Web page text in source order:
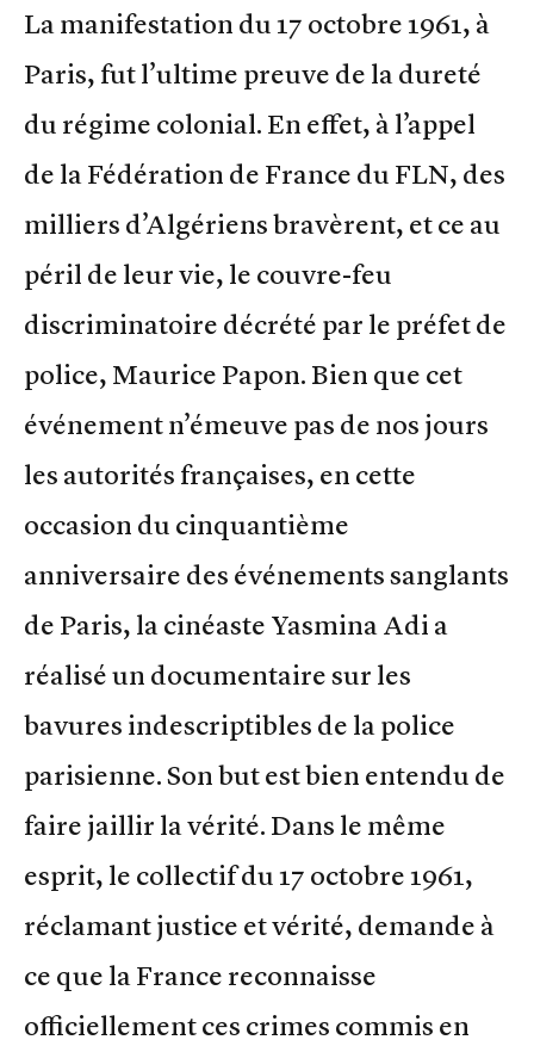
La manifestation du 17 octobre 1961, à
Paris, fut l’ultime preuve de la dureté
du régime colonial. En effet, à l’appel
de la Fédération de France du FLN, des
milliers d’Algériens bravèrent, et ce au
péril de leur vie, le couvre-feu
discriminatoire décrété par le préfet de
police, Maurice Papon. Bien que cet
événement n’émeuve pas de nos jours
les autorités françaises, en cette
occasion du cinquantième
anniversaire des événements sanglants
de Paris, la cinéaste Yasmina Adi a
réalisé un documentaire sur les
bavures indescriptibles de la police
parisienne. Son but est bien entendu de
faire jaillir la vérité. Dans le même
esprit, le collectif du 17 octobre 1961,
réclamant justice et vérité, demande à
ce que la France reconnaisse
officiellement ces crimes commis en